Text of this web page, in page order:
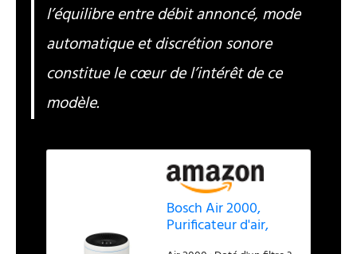
l’équilibre entre débit annoncé, mode
automatique et discrétion sonore
constitue le cœur de l’intérêt de ce
modèle.
Bosch Air 2000,
Purificateur d'air,